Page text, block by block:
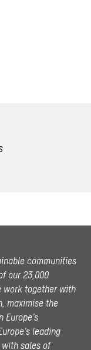
communities
our 23,000
work together with
maximise the
leading
sales of